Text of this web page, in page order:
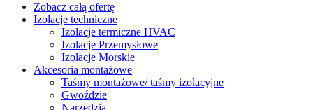
Zobacz całą ofertę
Izolacje techniczne
Izolacje termiczne HVAC
Izolacje Przemysłowe
Izolacje Morskie
Akcesoria montażowe
Taśmy montażowe/ taśmy izolacyjne
Gwoździe
Narzędzia